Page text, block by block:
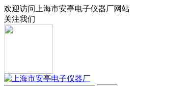
欢迎访问上海市安亭电子仪器厂网站
关注我们